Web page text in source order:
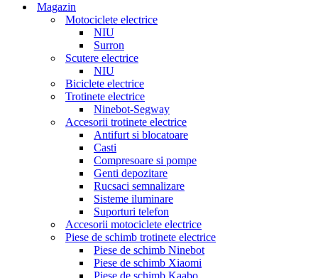
Magazin
Motociclete electrice
NIU
Surron
Scutere electrice
NIU
Biciclete electrice
Trotinete electrice
Ninebot-Segway
Accesorii trotinete electrice
Antifurt si blocatoare
Casti
Compresoare si pompe
Genti depozitare
Rucsaci semnalizare
Sisteme iluminare
Suporturi telefon
Accesorii motociclete electrice
Piese de schimb trotinete electrice
Piese de schimb Ninebot
Piese de schimb Xiaomi
Piese de schimb Kaabo